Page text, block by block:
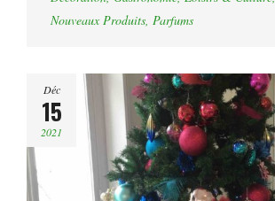
Nouveaux Produits, Parfums
Déc
15
2021